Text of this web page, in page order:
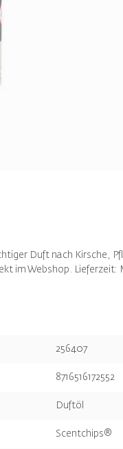
Duft nach Kirsche,
im Webshop. Lieferzeit:
256407
8716516172552
Duftöl
Scentchips®